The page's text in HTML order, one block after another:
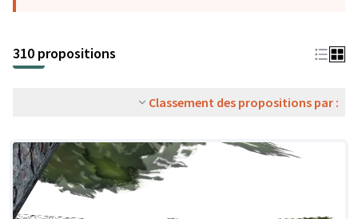
310 propositions
Classement des propositions par :